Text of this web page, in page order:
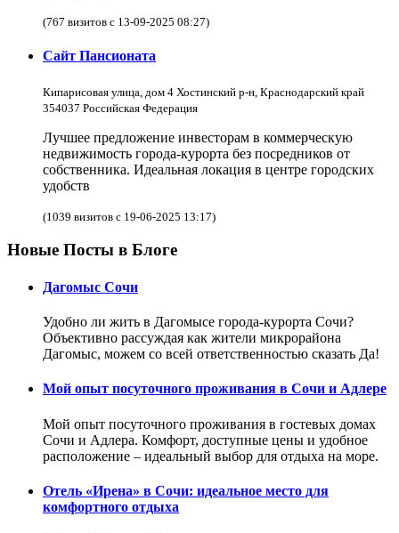
(767 визитов с 13-09-2025 08:27)
Сайт Пансионата
Кипарисовая улица, дом 4 Хостинский р-н, Краснодарский край
354037 Российская Федерация
Лучшее предложение инвесторам в коммерческую
недвижимость города-курорта без посредников от
собственника. Идеальная локация в центре городских
удобств
(1039 визитов с 19-06-2025 13:17)
Новые Посты в Блоге
Дагомыс Сочи
Удобно ли жить в Дагомысе города-курорта Сочи?
Объективно рассуждая как жители микрорайона
Дагомыс, можем со всей ответственностью сказать Да!
Мой опыт посуточного проживания в Сочи и Адлере
Мой опыт посуточного проживания в гостевых домах
Сочи и Адлера. Комфорт, доступные цены и удобное
расположение – идеальный выбор для отдыха на море.
Отель «Ирена» в Сочи: идеальное место для
комфортного отдыха